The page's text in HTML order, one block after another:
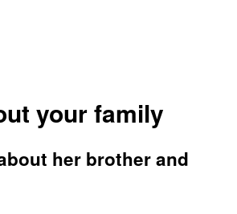
your family
her brother and